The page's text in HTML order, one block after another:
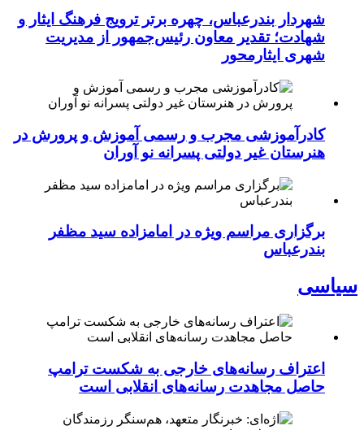
شهردار بندرعباس، چهره برتر ترویج فرهنگ ایثار و
شهادت؛ تقدیر معاون رئیس‌جمهور از مدیریت
شهری ایثارمحور
کادرآموزشی مجرب و رسمی آموزش و پرورش در
هنرستان غیر دولتی پسرانه نو آوران
برگزاری مراسم ویژه در امامزاده سید مظفر
بندرعباس
سیاسی
اعتراف رسانه‌های خارجی به شکست ترامپ
حاصل مجاهدت رسانه‌های انقلابی است